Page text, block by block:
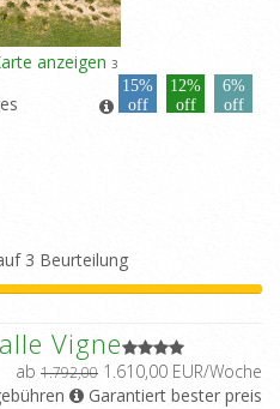
anzeigen 3
15%
off
12%
off
6%
off
3 Beurteilung
Vigne
ab 1.792,00 1.610,00 EUR/Woche
Garantiert bester preis